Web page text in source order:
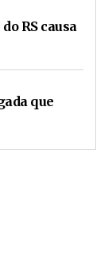
RS causa
que